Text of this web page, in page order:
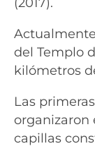
del Templo
kilómetros
Las
organizaron
capillas